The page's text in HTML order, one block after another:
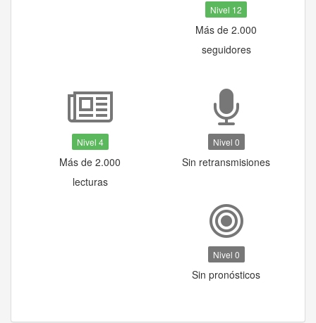
Nivel 12
Más de 2.000
seguidores
Nivel 4
Más de 2.000
lecturas
Nivel 0
Sin retransmisiones
Nivel 0
Sin pronósticos